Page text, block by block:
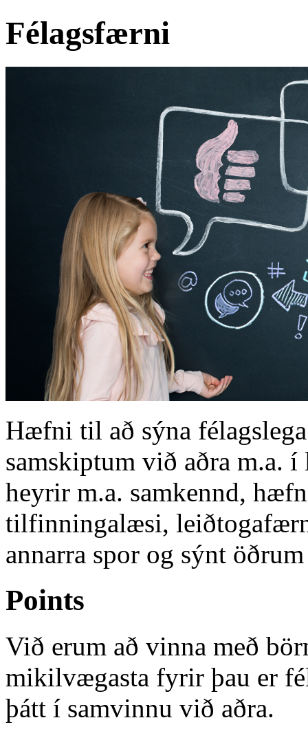
Félagsfærni
Hæfni til að sýna
samskiptum við aðra m.a.
heyrir m.a. samkennd,
tilfinningalæsi,
annarra spor og sýnt
Points
Við erum að vinna með
mikilvægasta fyrir þau er
þátt í samvinnu við aðra.